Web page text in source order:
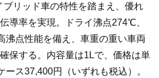
ブリッド車の特性を踏まえ、優れ
導率を実現。ドライ沸点274℃、
沸点性能を備え、車重の重い車両
保する。内容量は1Lで、価格は単
ス37,400円（いずれも税込）。